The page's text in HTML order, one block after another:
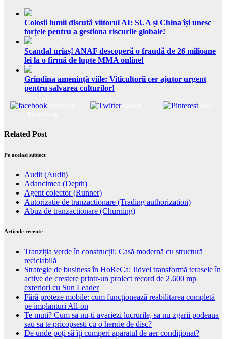
Colosii lumii discută viitorul AI: SUA și China își unesc
forțele pentru a gestiona riscurile globale!
Scandal uriaș! ANAF descoperă o fraudă de 26 milioane
lei la o firmă de lupte MMA online!
Grindina amenință viile: Viticultorii cer ajutor urgent
pentru salvarea culturilor!
Tweet Save
Related Post
Pe acelasi subiect
Audit (Audit)
Adancimea (Depth)
Agent colector (Runner)
Autorizatie de tranzactionare (Trading authorization)
Abuz de tranzactionare (Churning)
Articole recente
Tranziția verde în construcții: Casă modernă cu structură
reciclabilă
Strategie de business în HoReCa: Jidvei transformă terasele în
active de creștere printr-un proiect record de 2.600 mp
exteriori cu Sun Leader
Fără proteze mobile: cum funcționează reabilitarea completă
pe implanturi All-on
Te muti? Cum sa nu-ti avariezi lucrurile, sa nu zgarii podeaua
sau sa te pricopsesti cu o hernie de disc?
De unde poți să îți cumperi aparatul de aer condiționat?